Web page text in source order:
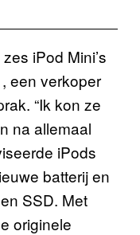
iPod Mini’s
een verkoper
“Ik kon ze
na allemaal
iPods
batterij en
SSD. Met
originele